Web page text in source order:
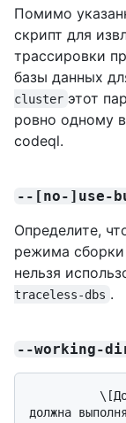
Помимо
скрипт для
трассировки
базы данных
cluster этот
ровно одному
codeql.
--[no-]use-
Определите,
режима
нельзя
traceless-dbs .
--working-
должна